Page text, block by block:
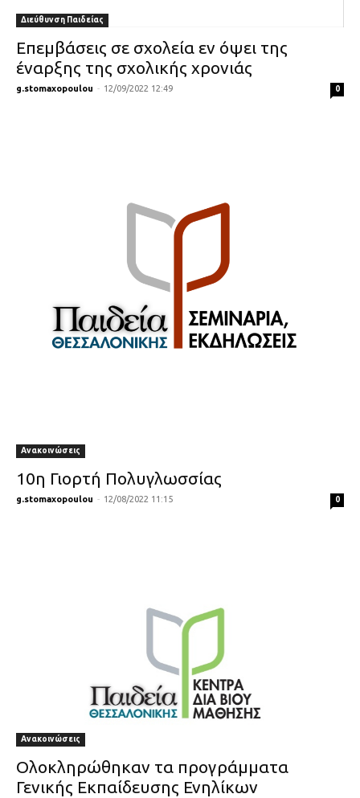
Διεύθυνση Παιδείας
Επεμβάσεις σε σχολεία εν όψει της
έναρξης της σχολικής χρονιάς
g.stomaxopoulou - 12/09/2022 12:49 0
Ανακοινώσεις
10η Γιορτή Πολυγλωσσίας
g.stomaxopoulou - 12/08/2022 11:15 0
Ανακοινώσεις
Ολοκληρώθηκαν τα προγράμματα
Γενικής Εκπαίδευσης Ενηλίκων